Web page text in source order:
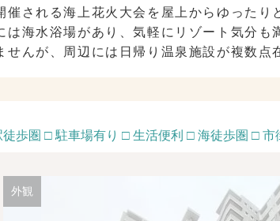
催される海上花火大会を屋上からゆったり
は海水浴場があり、気軽にリゾート気分も
せんが、周辺には日帰り温泉施設が複数点
歩圏 □ 駐車場有り □ 生活便利 □ 海徒歩圏 □
外観